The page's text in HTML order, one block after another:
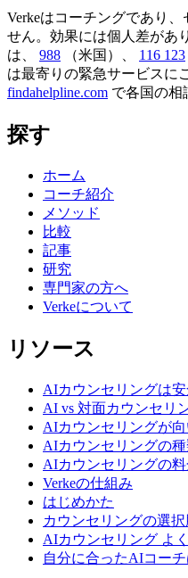
Verkeはコーチングであり
せん。効果には個人差があ
は、
988 （米国）、 116 123
は最寄りの緊急サービスに
findahelpline.com で各国の相
探す
ホーム
コーチ紹介
メソッド
比較
記事
研究
専門家の方へ
Verkeについて
リソース
AIカウンセリングは安
AI vs 対面カウンセリ
AIカウンセリングが向
AIカウンセリングの
AIカウンセリングの料
Verkeの仕組み
はじめかた
カウンセリングの選択
AIカウンセリング よ
自分に合ったAIコーチ